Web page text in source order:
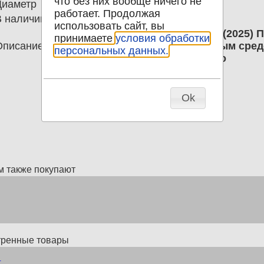
0.00
наличии
Тестовая банкнота 8 юаней 2024
Серия АА; Не является платежным
номер может отличаться от фото
также покупают
товары
работает. Продолжая
использовать сайт, вы
принимаете условия обработки
персональных данных.
Ok